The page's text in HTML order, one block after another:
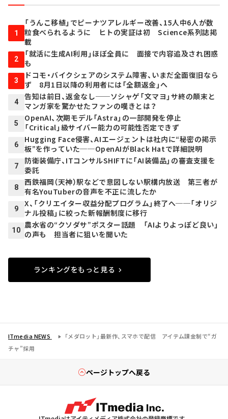
1
「うんこ移植」でピーナツアレルギー改善、15人中6人が数
粒食べられるように ヒトの実証は初 Science系列誌掲
載
2
「就活に生成AI利用」ほぼ全員に 面接で内容追及され困惑
も
3
ドコモ・バイクシェアのシステム障害、いまだ全面復旧なら
ず 8月1日以降の利用者には「全額返金」へ
4
告知は前日、返金なし──ソシャゲ「文マヨ」サ終の顛末と
マンガ家を驚かせたファンの嘆きとは？
5
OpenAI、次期モデル「Astra」の一部開発を停止
「Critical」級サイバー能力の可能性否定できず
6
Hugging Face侵害、AIエージェントは社内に“秘密の掲示
板”を作っていた──OpenAIがBlack Hatで詳細説明
7
防衛装備庁、ITコンサルSHIFTに「AI装備品」の審査支援を
委託
8
西鉄福岡（天神）駅などで意図しない駅構内放送 第三者が
有名YouTuberの音声を不正に流したか
9
X、「クリエイター収益分配プログラム」終了へ──「オリジ
ナル投稿」に絞った新報酬制度に移行
10
農水省の“クソダサ”ポスター話題 「AIよりよっぽど良い」
の声も 担当者に狙いを聞いた
ランキングをもっと見る
ITmedia NEWS
「メダロット」最新作、スマホで配信 アイテム課金制で“ガ
チャ”採用
ページトップへ戻る